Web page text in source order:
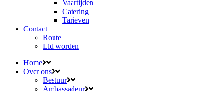
Vaartijden
Catering
Tarieven
Contact
Route
Lid worden
Home
Over ons
Bestuur
Ambassadeur